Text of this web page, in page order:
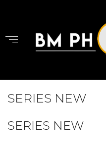
SERIES NEW
SERIES NEW